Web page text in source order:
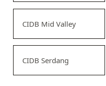
CIDB Mid Valley
CIDB Serdang